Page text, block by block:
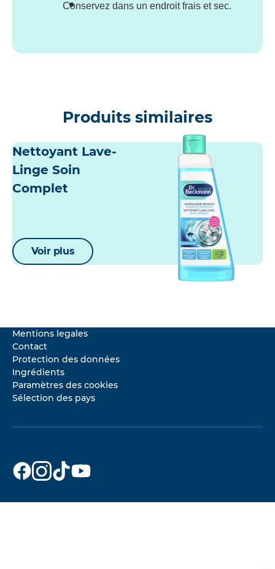
Conservez dans un endroit frais et sec.
Produits similaires
Nettoyant Lave-
Linge Soin
Complet
Voir plus
Mentions legales
Contact
Protection des données
Ingrédients
Paramètres des cookies
Sélection des pays
Dr. Beckmann
sur
Dr. Beckmann
sur
Dr. Beckmann
sur